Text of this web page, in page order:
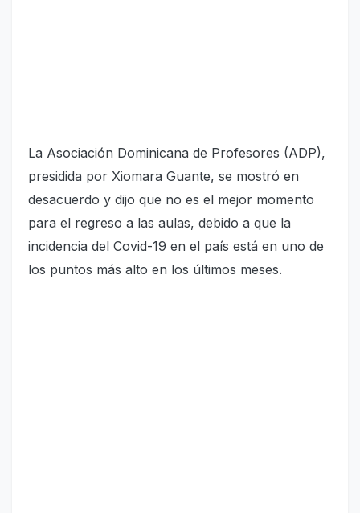
La Asociación Dominicana de Profesores (ADP),
presidida por Xiomara Guante, se mostró en
desacuerdo y dijo que no es el mejor momento
para el regreso a las aulas, debido a que la
incidencia del Covid-19 en el país está en uno de
los puntos más alto en los últimos meses.